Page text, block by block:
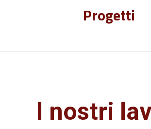
Progetti
I nostri